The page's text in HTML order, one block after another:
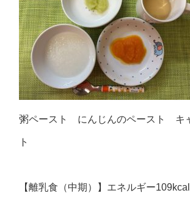
粥ペースト にんじんのペースト キ
ト
【離乳食（中期）】エネルギー